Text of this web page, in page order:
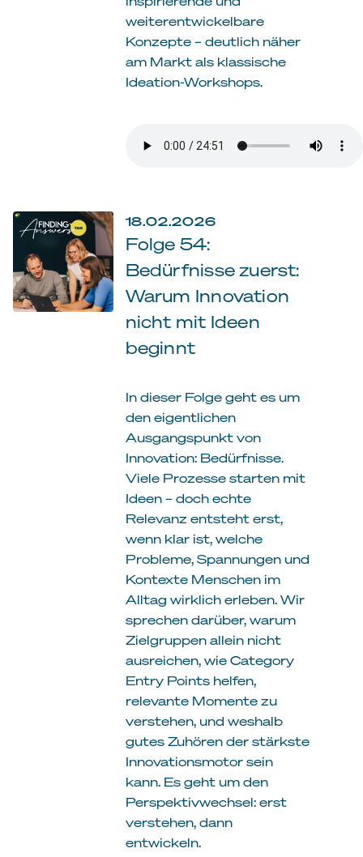
weiterentwickelbare
Konzepte – deutlich näher
am Markt als klassische
Ideation-Workshops.
18.02.2026
Folge 54:
Bedürfnisse zuerst:
Warum Innovation
nicht mit Ideen
beginnt
In dieser Folge geht es um
den eigentlichen
Ausgangspunkt von
Innovation: Bedürfnisse.
Viele Prozesse starten mit
Ideen – doch echte
Relevanz entsteht erst,
wenn klar ist, welche
Probleme, Spannungen und
Kontexte Menschen im
Alltag wirklich erleben. Wir
sprechen darüber, warum
Zielgruppen allein nicht
ausreichen, wie Category
Entry Points helfen,
relevante Momente zu
verstehen, und weshalb
gutes Zuhören der stärkste
Innovationsmotor sein
kann. Es geht um den
Perspektivwechsel: erst
verstehen, dann
entwickeln.